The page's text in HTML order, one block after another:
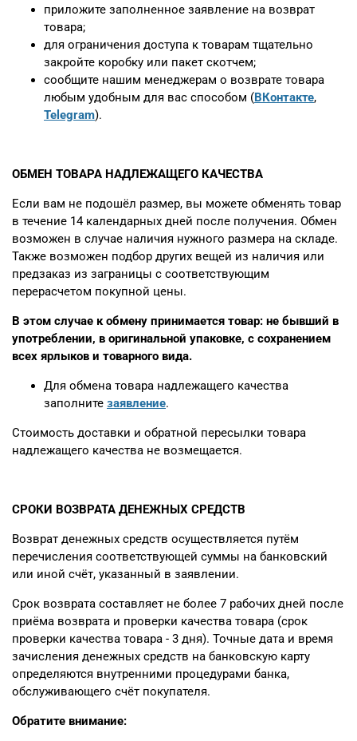
приложите заполненное заявление на возврат
товара;
для ограничения доступа к товарам тщательно
закройте коробку или пакет скотчем;
сообщите нашим менеджерам о возврате товара
любым удобным для вас способом (ВКонтакте,
Telegram).
ОБМЕН ТОВАРА НАДЛЕЖАЩЕГО КАЧЕСТВА
Если вам не подошёл размер, вы можете обменять товар
в течение 14 календарных дней после получения. Обмен
возможен в случае наличия нужного размера на складе.
Также возможен подбор других вещей из наличия или
предзаказ из заграницы с соответствующим
перерасчетом покупной цены.
В этом случае к обмену принимается товар: не бывший в
употреблении, в оригинальной упаковке, с сохранением
всех ярлыков и товарного вида.
Для обмена товара надлежащего качества
заполните заявление.
Стоимость доставки и обратной пересылки товара
надлежащего качества не возмещается.
СРОКИ ВОЗВРАТА ДЕНЕЖНЫХ СРЕДСТВ
Возврат денежных средств осуществляется путём
перечисления соответствующей суммы на банковский
или иной счёт, указанный в заявлении.
Срок возврата составляет не более 7 рабочих дней после
приёма возврата и проверки качества товара (срок
проверки качества товара - 3 дня). Точные дата и время
зачисления денежных средств на банковскую карту
определяются внутренними процедурами банка,
обслуживающего счёт покупателя.
Обратите внимание: